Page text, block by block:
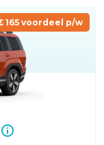
165 voordeel p/w